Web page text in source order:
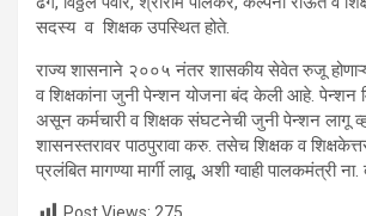
सदस्य व शिक्षक उपस्थित होते.
राज्य शासनाने २००५ नंतर शासकीय सेवेत रुजू
व शिक्षकांना जुनी पेन्शन योजना बंद केली आहे. पेन्शन
असून कर्मचारी व शिक्षक संघटनेची जुनी पेन्शन लागू
शासनस्तरावर पाठपुरावा करु. तसेच शिक्षक व शिक्षकेत्तर
प्रलंबित मागण्या मार्गी लावू, अशी ग्वाही पालकमंत्री